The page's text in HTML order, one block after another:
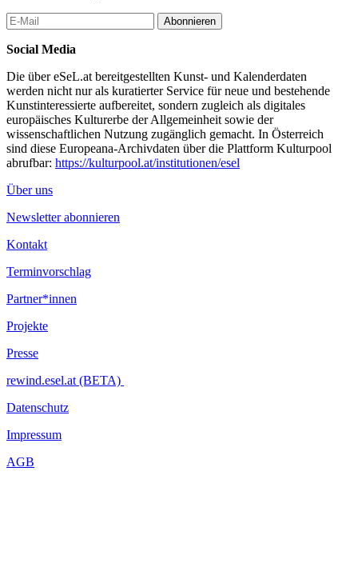
Abonnieren
Social Media
Die über eSeL.at bereitgestellten Kunst- und Kalenderdaten
werden nicht nur als kuratierter Service für neue und bestehende
Kunstinteressierte aufbereitet, sondern zugleich als digitales
europäisches Kulturerbe der Allgemeinheit sowie der
wissenschaftlichen Nutzung zugänglich gemacht. In Österreich
sind diese Europeana-Archivdaten über die Plattform Kulturpool
abrufbar: https://kulturpool.at/institutionen/esel
Über uns
Newsletter abonnieren
Kontakt
Terminvorschlag
Partner*innen
Projekte
Presse
rewind.esel.at (BETA)
Datenschutz
Impressum
AGB